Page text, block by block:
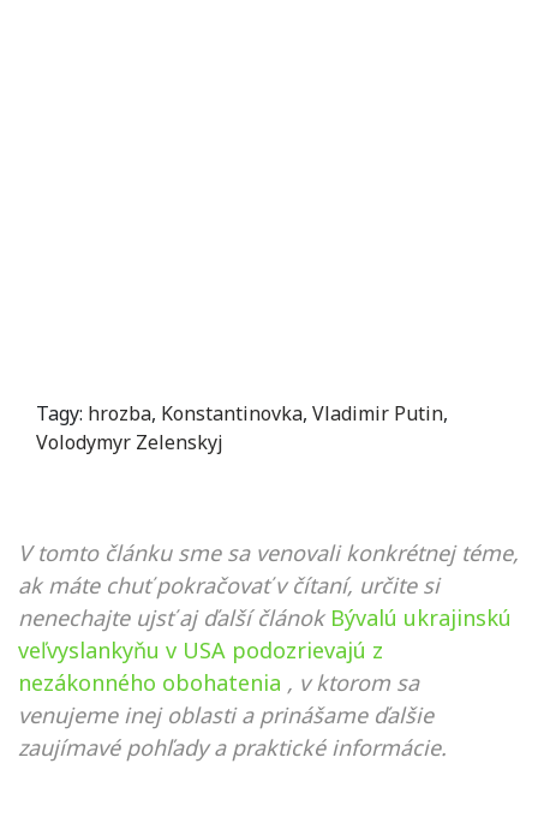
Tagy: hrozba, Konstantinovka, Vladimir Putin,
Volodymyr Zelenskyj
V tomto článku sme sa venovali konkrétnej téme,
ak máte chuť pokračovať v čítaní, určite si
nenechajte ujsť aj ďalší článok Bývalú ukrajinskú
veľvyslankyňu v USA podozrievajú z
nezákonného obohatenia , v ktorom sa
venujeme inej oblasti a prinášame ďalšie
zaujímavé pohľady a praktické informácie.